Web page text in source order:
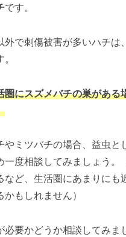
です。
外で刺傷被害が多いハチは、
圏にスズメバチの巣がある
やミツバチの場合、益虫と
一度相談してみましょう。
など、生活圏にあまりにも
もしれません）
必要かどうか相談してみま